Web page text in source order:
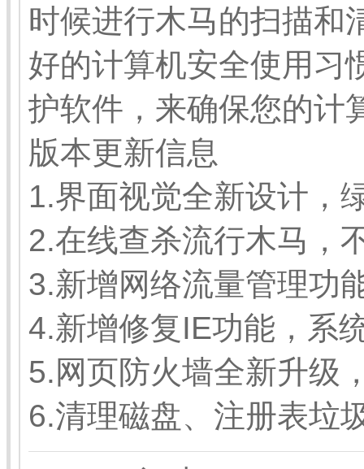
时候进行木马的扫描和
好的计算机安全使用习
护软件，来确保您的计
版本更新信息
1.界面视觉全新设计，
2.在线查杀流行木马，
3.新增网络流量管理功
4.新增修复IE功能，系
5.网页防火墙全新升级
6.清理磁盘、注册表垃